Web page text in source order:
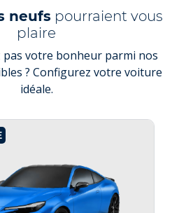
neufs pourraient vous
plaire
pas votre bonheur parmi nos
? Configurez votre voiture
idéale.